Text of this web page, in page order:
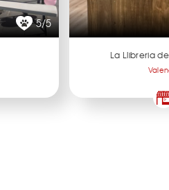
5/5
La Llibreria